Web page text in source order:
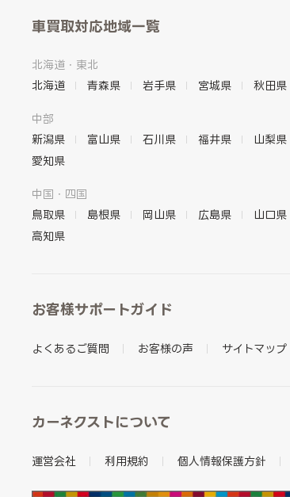
車買取対応地域一覧
北海道・東北
北海道
青森県 岩手県 宮城県 秋田県
中部
新潟県
富山県 石川県 福井県 山梨県
愛知県
中国・四国
鳥取県
島根県 岡山県 広島県 山口県
高知県
お客様サポートガイド
よくあるご質問 お客様の声 サイトマップ
カーネクストについて
運営会社 利用規約 個人情報保護方針